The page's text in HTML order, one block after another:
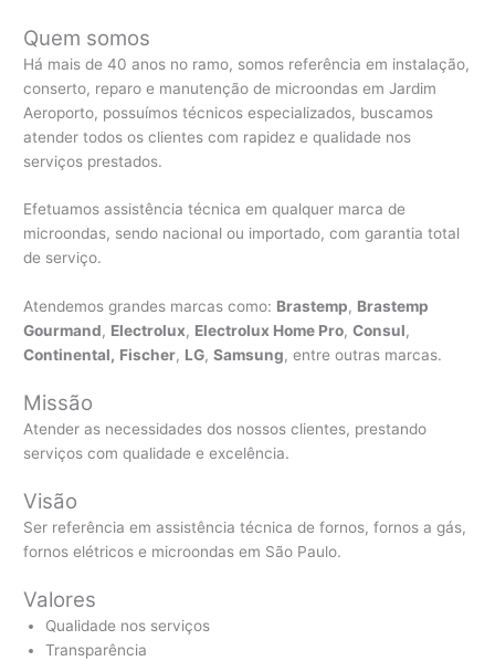
Quem somos
Há mais de 40 anos no ramo, somos referência em instalação,
conserto, reparo e manutenção de microondas em Jardim
Aeroporto, possuímos técnicos especializados, buscamos
atender todos os clientes com rapidez e qualidade nos
serviços prestados.
Efetuamos assistência técnica em qualquer marca de
microondas, sendo nacional ou importado, com garantia total
de serviço.
Atendemos grandes marcas como: Brastemp, Brastemp
Gourmand, Electrolux, Electrolux Home Pro,Consul,
Continental, Fischer, LG,Samsung, entre outras marcas.
Missão
Atender as necessidades dos nossos clientes, prestando
serviços com qualidade e excelência.
Visão
Ser referência em assistência técnica de fornos, fornos a gás,
fornos elétricos e microondas em São Paulo.
Valores
Qualidade nos serviços
Transparência